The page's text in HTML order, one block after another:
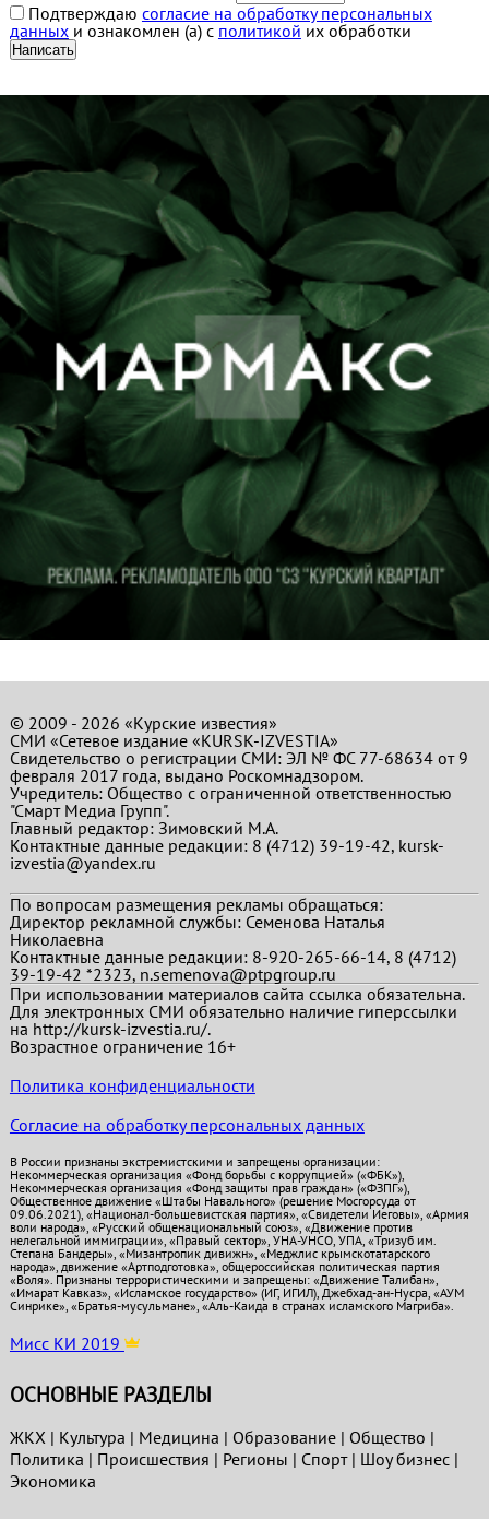
Подтверждаю согласие на обработку персональных
данныхи ознакомлен (а) с политикой их обработки
© 2009 - 2026 «Курские известия»
СМИ «Сетевое издание «KURSK-IZVESTIA»
Свидетельство о регистрации СМИ: ЭЛ № ФС 77-68634 от 9
февраля 2017 года, выдано Роскомнадзором.
Учредитель: Общество с ограниченной ответственностью
"Смарт Медиа Групп".
Главный редактор:Зимовский М.А.
Контактные данные редакции: 8 (4712) 39-19-42, kursk-
izvestia@yandex.ru
По вопросам размещения рекламы обращаться:
Директор рекламной службы: Семенова Наталья
Николаевна
Контактные данные редакции: 8-920-265-66-14, 8 (4712)
39-19-42 *2323, n.semenova@ptpgroup.ru
При использовании материалов сайта ссылка обязательна.
Для электронных СМИ обязательно наличие гиперссылки
на http://kursk-izvestia.ru/.
Возрастное ограничение 16+
Политика конфиденциальности
Согласие на обработку персональных данных
В России признаны экстремистскими и запрещены организации:
Некоммерческая организация «Фонд борьбы с коррупцией» («ФБК»),
Некоммерческая организация «Фонд защиты прав граждан» («ФЗПГ»),
Общественное движение «Штабы Навального» (решение Мосгорсуда от
09.06.2021), «Национал-большевистская партия», «Свидетели Иеговы», «Армия
воли народа», «Русский общенациональный союз», «Движение против
нелегальной иммиграции», «Правый сектор», УНА-УНСО, УПА, «Тризуб им.
Степана Бандеры», «Мизантропик дивижн», «Меджлис крымскотатарского
народа», движение «Артподготовка», общероссийская политическая партия
«Воля». Признаны террористическими и запрещены: «Движение Талибан»,
«Имарат Кавказ», «Исламское государство» (ИГ, ИГИЛ), Джебхад-ан-Нусра, «АУМ
Синрике», «Братья-мусульмане», «Аль-Каида в странах исламского Магриба».
Мисс КИ 2019
ОСНОВНЫЕ РАЗДЕЛЫ
ЖКХ| Культура | Медицина | Образование| Общество |
Политика | Проиcшествия | Регионы | Спорт| Шоу бизнес|
Экономика